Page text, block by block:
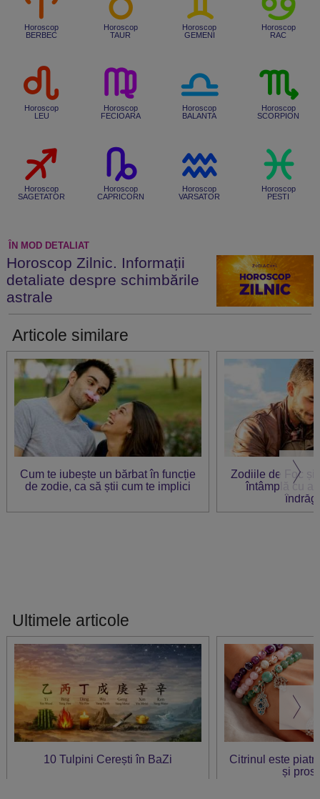
Horoscop
BERBEC
Horoscop
TAUR
Horoscop
GEMENI
Horoscop
RAC
Horoscop
LEU
Horoscop
FECIOARA
Horoscop
BALANTA
Horoscop
SCORPION
Horoscop
SAGETATOR
Horoscop
CAPRICORN
Horoscop
VARSATOR
Horoscop
PESTI
ÎN MOD DETALIAT
Horoscop Zilnic. Informații
detaliate despre schimbările
astrale
Articole similare
Cum te iubește un bărbat în funcție
de zodie, ca să știi cum te implici
Zodiile de Foc și
întâmplă cu
Ultimele articole
10 Tulpini Cerești în BaZi
Citrinul este
și